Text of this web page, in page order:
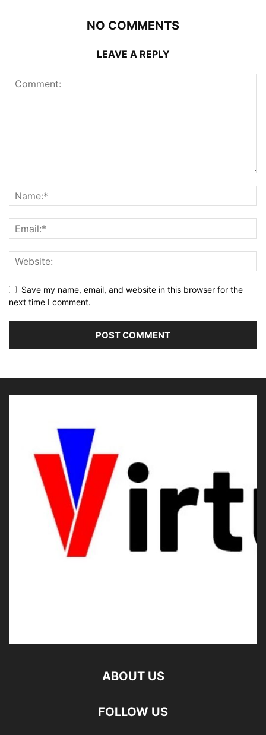
NO COMMENTS
LEAVE A REPLY
Save my name, email, and website in this browser for the
next time I comment.
ABOUT US
FOLLOW US